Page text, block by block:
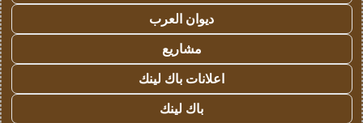
ديوان العرب
مشاريع
اعلانات باك لينك
باك لينك